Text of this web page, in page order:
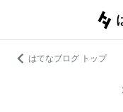
はてなブログ トップ